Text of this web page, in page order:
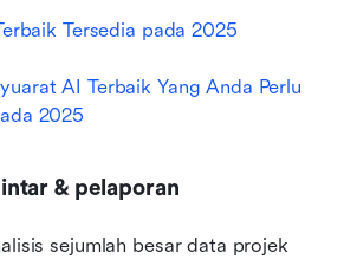
Tersedia pada 2025
AI Terbaik Yang Anda Perlu
2025
& pelaporan
sejumlah besar data projek